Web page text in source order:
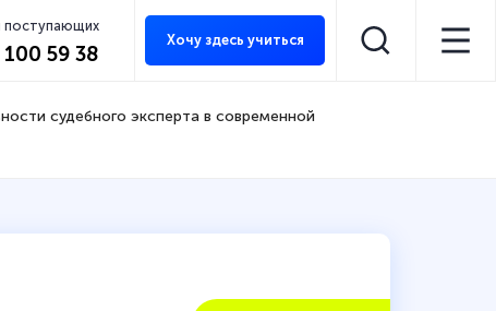
поступающих
59 38
Хочу здесь учиться
судебного эксперта в современной